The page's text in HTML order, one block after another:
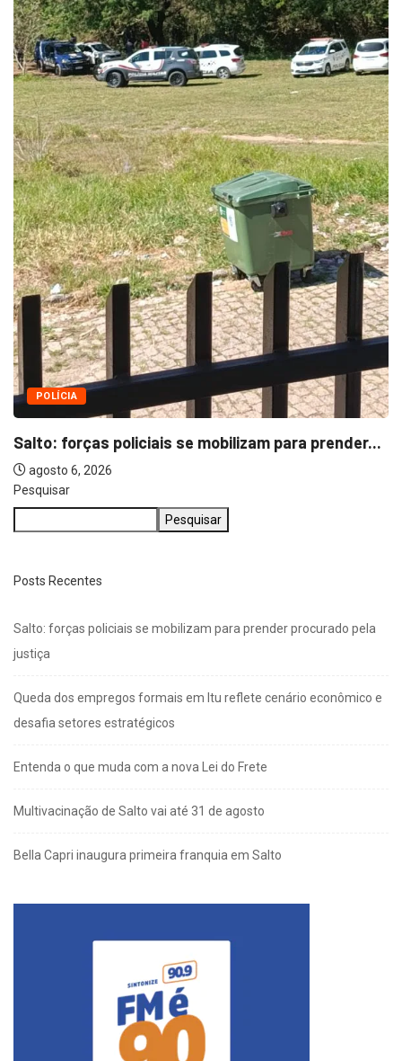
Queda dos empregos formais em Itu reflete...
agosto 6, 2026
Pesquisar
Pesquisar
Posts Recentes
Salto: forças policiais se mobilizam para prender procurado pela
justiça
Queda dos empregos formais em Itu reflete cenário econômico e
desafia setores estratégicos
Entenda o que muda com a nova Lei do Frete
Multivacinação de Salto vai até 31 de agosto
Bella Capri inaugura primeira franquia em Salto